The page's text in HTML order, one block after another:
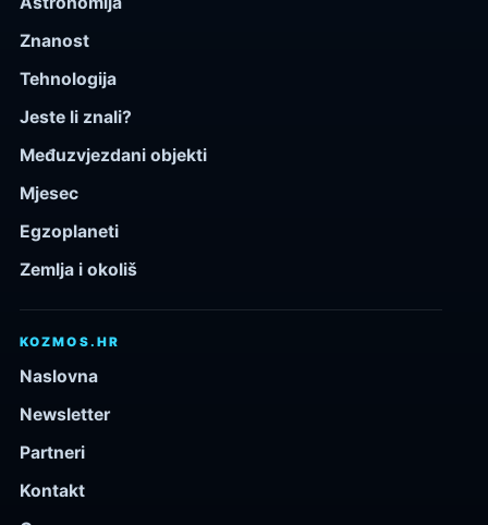
Znanost
Tehnologija
Jeste li znali?
Međuzvjezdani objekti
Mjesec
Egzoplaneti
Zemlja i okoliš
KOZMOS.HR
Naslovna
Newsletter
Partneri
Kontakt